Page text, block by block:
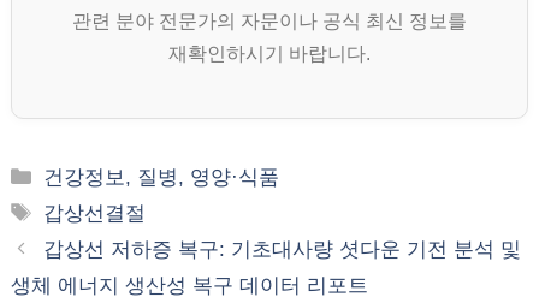
관련 분야 전문가의 자문이나 공식 최신 정보를
재확인하시기 바랍니다.
카
테
리
건강정보, 질병, 영양·식품
태
그
갑상선결절
갑상선 저하증 복구: 기초대사량 셧다운 기전 분석 및
생체 에너지 생산성 복구 데이터 리포트